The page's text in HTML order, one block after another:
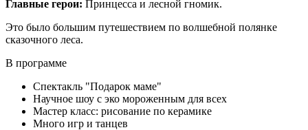
Главные герои: Принцесса и лесной гномик.
Это было большим путешествием по волшебной полянке
сказочного леса.
В программе
Спектакль "Подарок маме"
Научное шоу с эко мороженным для всех
Мастер класс: рисование по керамике
Много игр и танцев